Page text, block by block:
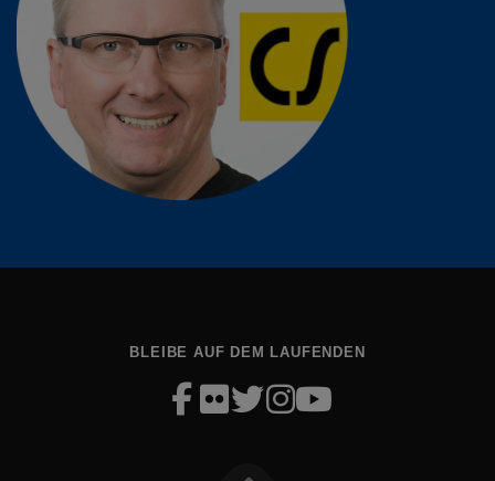
BLEIBE AUF DEM LAUFENDEN